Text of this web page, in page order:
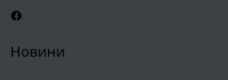
Facebook
Новини